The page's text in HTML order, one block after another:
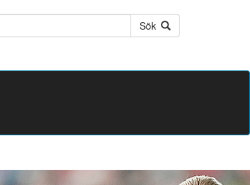
Sök